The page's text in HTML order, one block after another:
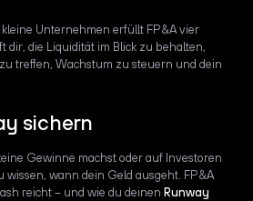
Unternehmen erfüllt FP&A vier
dir, die Liquidität im Blick zu behalten,
treffen, Wachstum zu steuern und dein
sichern
Gewinne machst oder auf Investoren
wissen, wann dein Geld ausgeht. FP&A
reicht – und wie du deinen Runway